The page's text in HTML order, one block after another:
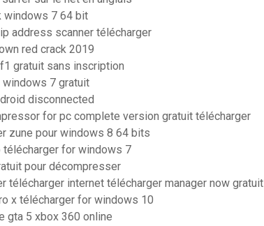
windows 7 64 bit
address scanner télécharger
red crack 2019
gratuit sans inscription
windows 7 gratuit
disconnected
for pc complete version gratuit télécharger
zune pour windows 8 64 bits
télécharger for windows 7
pour décompresser
télécharger internet télécharger manager now gratuit
x télécharger for windows 10
gta 5 xbox 360 online